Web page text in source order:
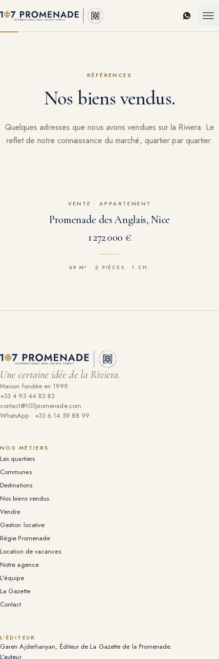
RÉFÉRENCES
Nos biens vendus.
Quelques adresses que nous avons vendues sur la Riviera. Le
reflet de notre connaissance du marché, quartier par quartier.
VENTE · APPARTEMENT
Promenade des Anglais, Nice
1 272 000 €
69 M² · 2 PIÈCES · 1 CH.
Une certaine idée de la Riviera.
Maison fondée en 1999.
+33 4 93 44 83 83
contact@107promenade.com
WhatsApp · +33 6 14 59 88 99
NOS MÉTIERS
Les quartiers
Communes
Destinations
Nos biens vendus.
Vendre
Gestion locative
Régie Promenade
Location de vacances
Notre agence
L'équipe
La Gazette
Contact
L'ÉDITEUR
Garen Ajderhanyan, Éditeur de La Gazette de la Promenade.
L'auteur